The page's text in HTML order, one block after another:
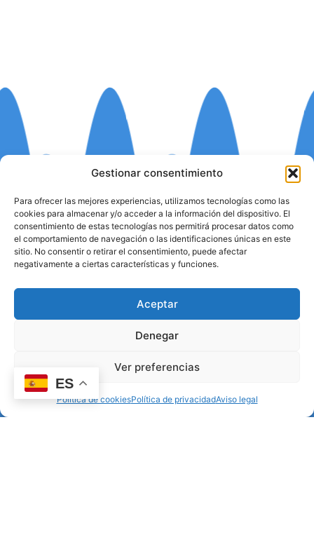
Gestionar consentimiento
Para ofrecer las mejores experiencias, utilizamos tecnologías como las
cookies para almacenar y/o acceder a la información del dispositivo. El
consentimiento de estas tecnologías nos permitirá procesar datos como
el comportamiento de navegación o las identificaciones únicas en este
sitio. No consentir o retirar el consentimiento, puede afectar
negativamente a ciertas características y funciones.
Aceptar
Denegar
Ver preferencias
Política de cookiesPolítica de privacidadAviso legal
+
−
ES